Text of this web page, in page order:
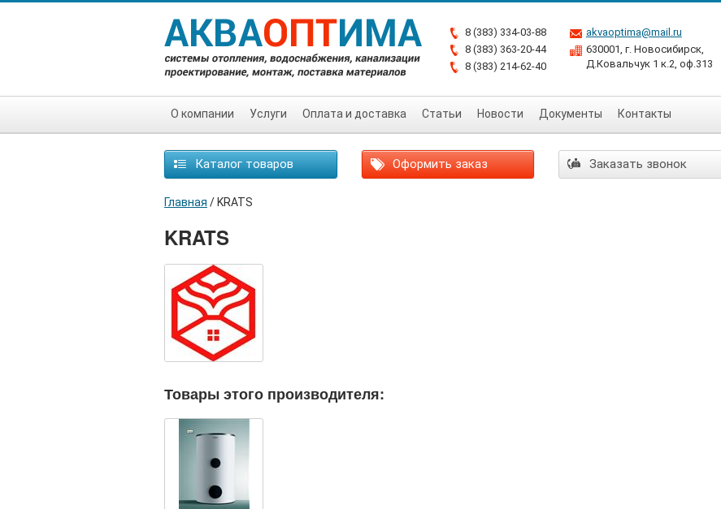
8 (383) 334-03-88
8 (383) 363-20-44
8 (383) 214-62-40
akvaoptima@mail.ru
630001, г. Новосибирск,
Д.Ковальчук 1 к.2, оф.313
О компании Услуги Оплата и доставка Статьи Новости Документы Контакты
Каталог товаров Оформить заказ Заказать звонок
Главная / KRATS
KRATS
Товары этого производителя: